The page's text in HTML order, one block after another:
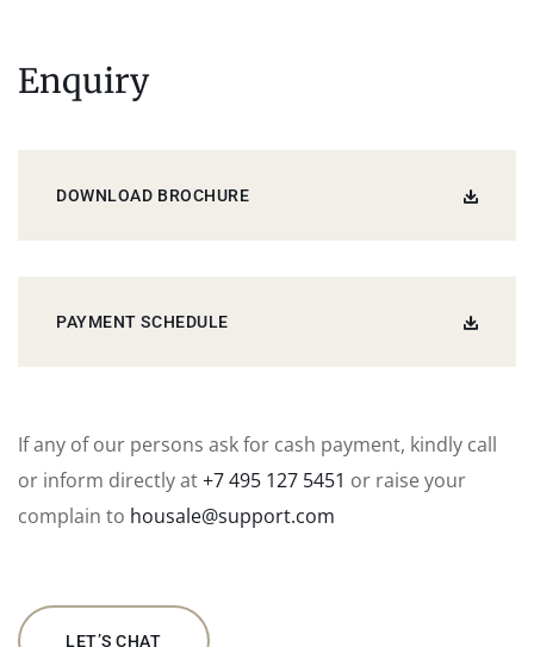
Enquiry
DOWNLOAD BROCHURE
PAYMENT SCHEDULE
If any of our persons ask for cash payment, kindly call
or inform directly at+7 495 127 5451 or raise your
complain to housale@support.com
LET’S CHAT